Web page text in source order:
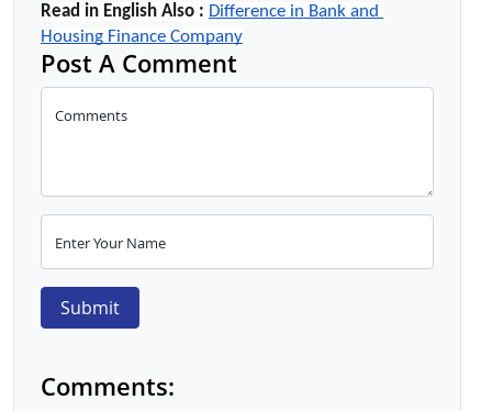
Read in English Also : Difference in Bank and
Housing Finance Company
Post A Comment
Comments
Enter Your Name
Submit
Comments: